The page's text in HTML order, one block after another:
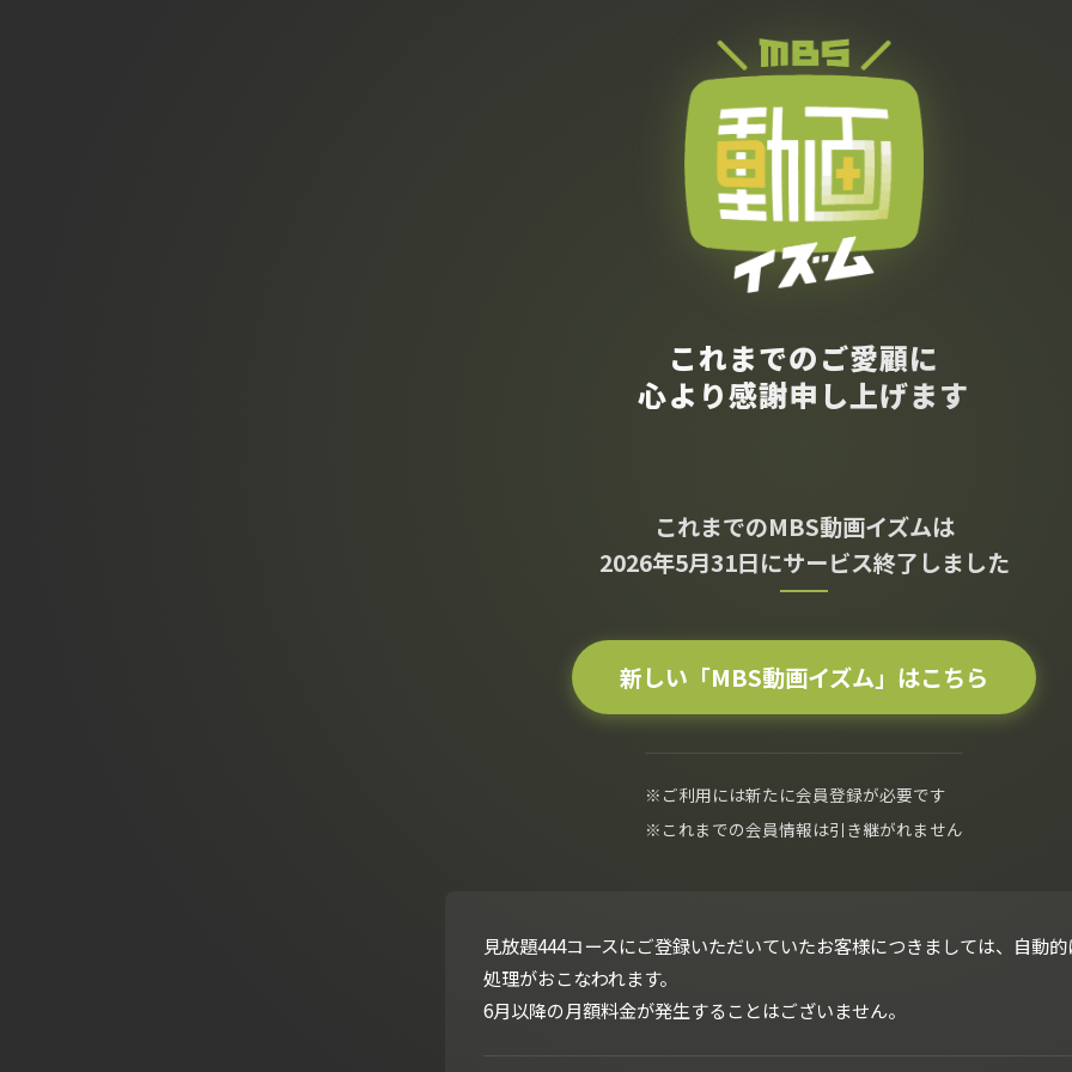
これまでのご愛顧に
心より感謝申し上げます
これまでのMBS動画イズムは
2026年5月31日にサービス終了しました
新しい「MBS動画イズム」はこちら
※ご利用には新たに会員登録が必要です
※これまでの会員情報は引き継がれません
見放題444コースにご登録いただいていたお客様につきましては、自動
処理がおこなわれます。
6月以降の月額料金が発生することはございません。